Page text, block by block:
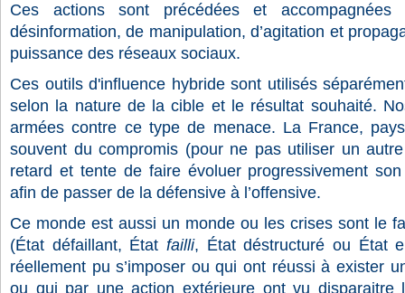
Ces actions sont précédées et
désinformation, de manipulation, d’agitation et
puissance des réseaux sociaux.
Ces outils d'influence hybride sont utilisés
selon la nature de la cible et le résultat souhaité.
armées contre ce type de menace. La France,
souvent du compromis (pour ne pas utiliser un
retard et tente de faire évoluer progressivement
afin de passer de la défensive à l’offensive.
Ce monde est aussi un monde ou les crises sont le
(État défaillant, État failli, État déstructuré ou État
réellement pu s’imposer ou qui ont réussi à exister
ou qui par une action extérieure ont vu disparaitre